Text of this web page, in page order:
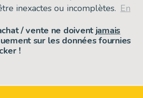
inexactes ou incomplètes. En
/ vente ne doivent jamais
sur les données fournies
!